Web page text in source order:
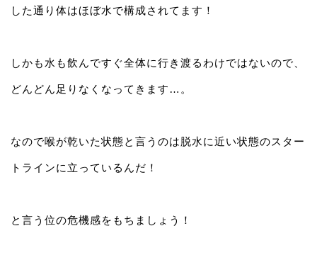
した通り体はほぼ水で構成されてます！
しかも水も飲んですぐ全体に行き渡るわけではないので、
どんどん足りなくなってきます…。
なので喉が乾いた状態と言うのは脱水に近い状態のスター
トラインに立っているんだ！
と言う位の危機感をもちましょう！